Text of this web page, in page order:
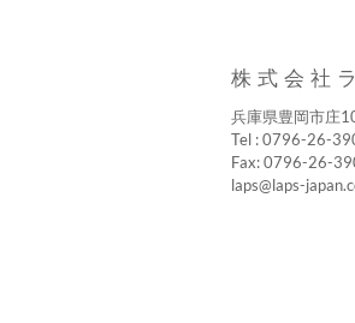
株式会社
兵庫県豊岡市庄
Tel : 0796-26-
Fax: 0796-26-
laps@laps-